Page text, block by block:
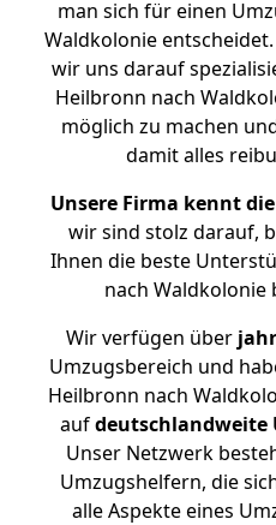
man sich für einen
Waldkolonie
wir uns darauf
Heilbronn nach
möglich zu machen
damit alles
Unsere Firma kennt
wir sind stolz darauf,
Ihnen die beste
nach Waldkolonie
Wir verfügen über
Umzugsbereich und
Heilbronn nach
aufdeutschlandweite
Unser Netzwerk
Umzugshelfern, die
alle Aspekte eines